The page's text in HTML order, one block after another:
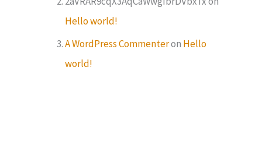
Hello world!
A WordPress Commenteron Hello
world!